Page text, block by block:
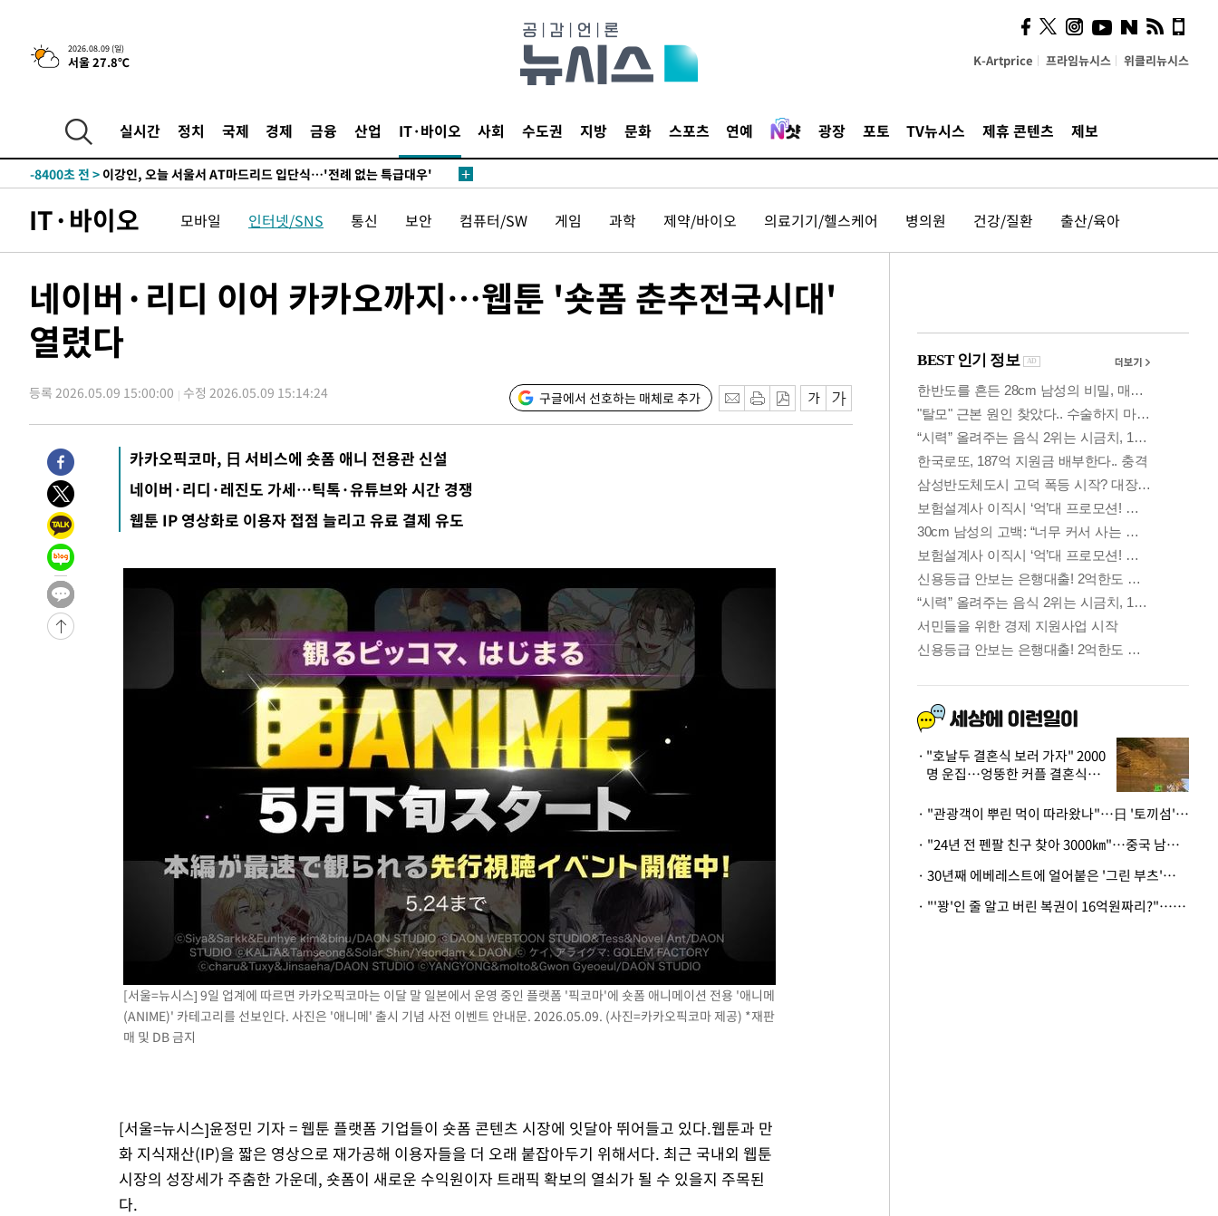
2026.08.09 (일)
서울 27.8℃ K-Artprice 프라임뉴시스 위클리뉴시스
실시간 정치 국제 경제 금융 산업 IT·바이오 사회 수도권 지방 문화 스포츠 연예 광장 포토 TV뉴시스 제휴 콘텐츠 제보
-15084초 전 >[속보]장은수, KLPGA 제주삼다수 역전 우승…데뷔 10년 차에 첫
정상
-10449초 전 > "얼마나 더웠으면"…안동 물길공원서 헤엄친 구렁이 '소동'
-9648초 전 >
'2경기 연속 침묵' 손흥민, 톨루카전 68분만 뛰고 슈팅 0개
-8400초 전 >
1시간 전 >'여긴 20도, 저긴 50도'…열화상 카메라로 본 폭염 저감시설 '온도차'
3시간 전 > 튀르키예 외무장관, "메카 3국 방위협정은 이란이 목표 아냐 " 밝혀
4시간 전 >이군이 불법 군시설 건설한 레바논 남부에서 레바논군 3명 폭발로 부상
-30912초 전 > 이강인 ATM 입단식에 '상암벌 들썩'…"세계적인 선수 되길"
-29908초 전 >태풍 돌핀, 중 저장성 타이저우시 해안에 상륙 (1보)
-27254초 전 >AT마드리드 데뷔 앞둔 이강인, 맨시티전 선발 대신 '벤치 시작'
44.40%
-25218초 전 >與 강원·TK 당원투표 합산 김민석 46.01%로 승리…정청래
44.53%
-25058초 전 >[속보]與전대 권리당원투표…강원·경북 김민석, 대구 정청래 승리
-24865초 전 >
[속보]與 당대표 경선, 경북 권리당원 투표 김민석 47.37%·정청래
45.71%
-24767초 전 >
[속보]與 당대표 경선, 대구 권리당원 투표 정청래 47.82%·김민석
46.35%
-24564초 전 >
득표
-22482초 전 >
"일본축구협회, 대한축구협회 성 접대 의혹 심판 조사"
-15124초 전 >
-10489초 전 >
-10416초 전 >
손흥민, 68분 뛰고 2경기 침묵…LAFC, 톨루카에 1-0 승리(종합)
-9688초 전 >
'2경기 연속 침묵' 손흥민, 톨루카전 68분만 뛰고 슈팅 0개
이강인, 오늘 서울서 AT마드리드 입단식…'전례 없는 특급대우'
'여긴 20도, 저긴 50도'…열화상 카메라로 본 폭염 저감시설 '온도차'
콜롬비아 신임 우파 대통령 취임 하루만에 차량폭탄 폭발 사건
튀르키예 외무장관, "메카 3국 방위협정은 이란이 목표 아냐 " 밝혀
이군이 불법 군시설 건설한 레바논 남부에서 레바논군 3명 폭발로 부상
[속보]美중부 사령관, 이스라엘 긴급방문 다중화된 전선 상황 논의
IT·바이오 모바일 인터넷/SNS 통신 보안 컴퓨터/SW 게임 과학 제약/바이오 의료기기/헬스케어 병의원 건강/질환 출산/육아
네이버·리디 이어 카카오까지…웹툰 '숏폼 춘추전국시대'
열렸다
등록 2026.05.09 15:00:00 수정 2026.05.09 15:14:24 구글에서 선호하는 매체로 추가
카카오픽코마, 日 서비스에 숏폼 애니 전용관 신설
네이버·리디·레진도 가세…틱톡·유튜브와 시간 경쟁
웹툰 IP 영상화로 이용자 접점 늘리고 유료 결제 유도
[서울=뉴시스] 9일 업계에 따르면 카카오픽코마는 이달 말 일본에서 운영 중인 플랫폼 '픽코마'에 숏폼 애니메이션 전용 '애니메
(ANIME)' 카테고리를 선보인다. 사진은 '애니메' 출시 기념 사전 이벤트 안내문. 2026.05.09. (사진=카카오픽코마 제공) *재판
매 및 DB 금지
[서울=뉴시스]윤정민 기자 = 웹툰 플랫폼 기업들이 숏폼 콘텐츠 시장에 잇달아 뛰어들고 있다.웹툰과 만
화 지식재산(IP)을 짧은 영상으로 재가공해 이용자들을 더 오래 붙잡아두기 위해서다. 최근 국내외 웹툰
시장의 성장세가 주춤한 가운데, 숏폼이 새로운 수익원이자 트래픽 확보의 열쇠가 될 수 있을지 주목된
다.
사이 해답 찾았죠"…알을
깨고 나온 '초자아'
"호날두 결혼식 보러 가자" 2000
명 운집…엉뚱한 커플 결혼식에
· "관광객이 뿌린 먹이 따라왔나"…日 '토끼섬' 멧돼지, 토끼까지 사냥
· "24년 전 펜팔 친구 찾아 3000㎞"…중국 남성 사연에 '뭉클'
· 30년째 에베레스트에 얼어붙은 '그린 부츠'…드디어 가족 품으로
· "'꽝'인 줄 알고 버린 복권이 16억원짜리?"…극적으로 되찾은 사연